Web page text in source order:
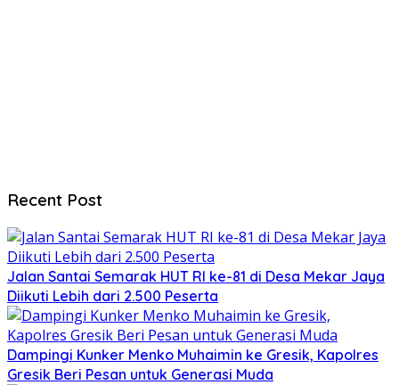
Recent Post
Jalan Santai Semarak HUT RI ke-81 di Desa Mekar Jaya
Diikuti Lebih dari 2.500 Peserta
Dampingi Kunker Menko Muhaimin ke Gresik, Kapolres
Gresik Beri Pesan untuk Generasi Muda